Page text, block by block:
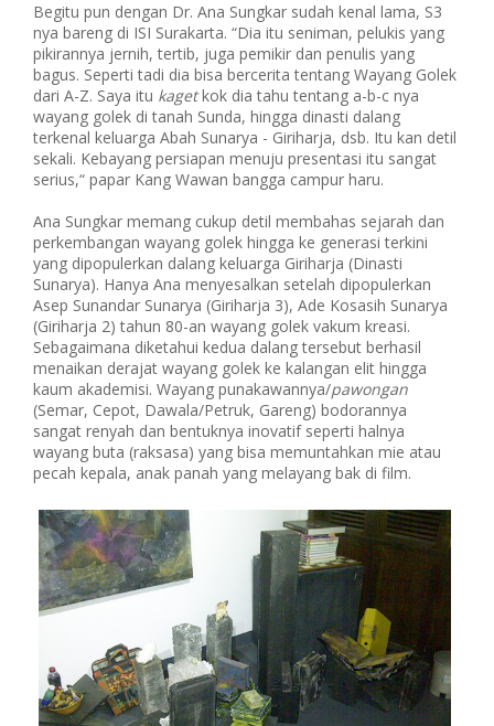
Begitu pun dengan Dr. Ana Sungkar sudah kenal lama, S3
nya bareng di ISI Surakarta. “Dia itu seniman, pelukis yang
pikirannya jernih, tertib, juga pemikir dan penulis yang
bagus. Seperti tadi dia bisa bercerita tentang Wayang Golek
dari A-Z. Saya itu kagetkok dia tahu tentang a-b-c nya
wayang golek di tanah Sunda, hingga dinasti dalang
terkenal keluarga Abah Sunarya - Giriharja, dsb. Itu kan detil
sekali. Kebayang persiapan menuju presentasi itu sangat
serius,“ papar Kang Wawan bangga campur haru.
Ana Sungkar memang cukup detil membahas sejarah dan
perkembangan wayang golek hingga ke generasi terkini
yang dipopulerkan dalang keluarga Giriharja (Dinasti
Sunarya). Hanya Ana menyesalkan setelah dipopulerkan
Asep Sunandar Sunarya (Giriharja 3), Ade Kosasih Sunarya
(Giriharja 2) tahun 80-an wayang golek vakum kreasi.
Sebagaimana diketahui kedua dalang tersebut berhasil
menaikan derajat wayang golek ke kalangan elit hingga
kaum akademisi. Wayang punakawannya/pawongan
(Semar, Cepot, Dawala/Petruk, Gareng) bodorannya
sangat renyah dan bentuknya inovatif seperti halnya
wayang buta (raksasa) yang bisa memuntahkan mie atau
pecah kepala, anak panah yang melayang bak di film.